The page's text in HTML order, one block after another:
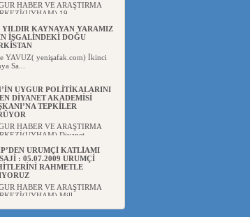
HABER VE ARAŞTIRMA
19...
YILDIR KAYNAYAN YARAMIZ
İŞGALİNDEKİ DOĞU
YAVUZ( yenişafak.com) İkinci
Sa...
UYGUR POLİTİKALARINI
DİYANET AKADEMİSİ
TEPKİLER
HABER VE ARAŞTIRMA
Diyanet
URUMÇİ KATLİAMI
: 05.07.2009 URUMÇİ
RAHMETLE
HABER VE ARAŞTIRMA
Mill...
ANKARA BÜYÜKELÇİSİ